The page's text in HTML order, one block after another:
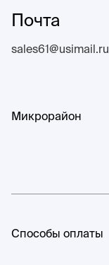
Почта
sales61@usimail.ru
Микрорайон
Способы оплаты